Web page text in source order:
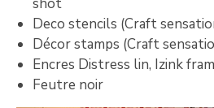
Deco stencils (Craft
Décor stamps (Craft
Encres Distress lin, Izink
Feutre noir